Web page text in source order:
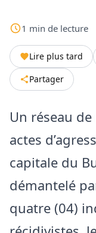
1 min de lecture
Lire plus tard
Partager
Un réseau
actes
capitale du
démantelé
quatre (04)